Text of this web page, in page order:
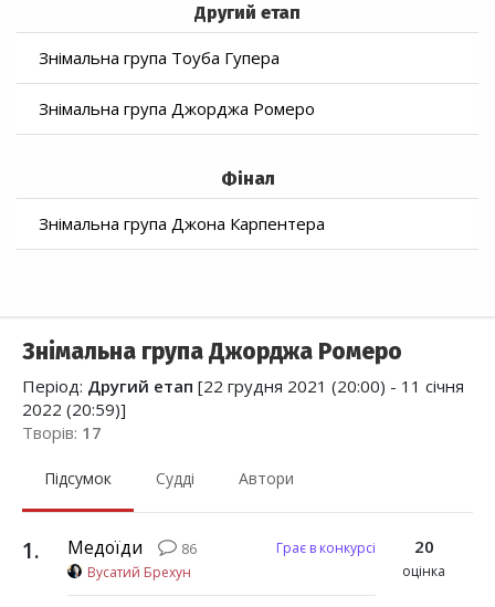
Другий етап
Знімальна група Тоуба Гупера
Знімальна група Джорджа Ромеро
Фінал
Знімальна група Джона Карпентера
Знімальна група Джорджа Ромеро
Період: Другий етап [22 грудня 2021 (20:00) - 11 січня
2022 (20:59)]
Творів: 17
Підсумок Судді Автори
1. Медоїди 86
Грає в конкурсі
Вусатий Брехун
20
оцінка